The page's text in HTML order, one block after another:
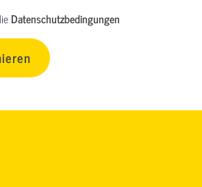
Datenschutzbedingungen